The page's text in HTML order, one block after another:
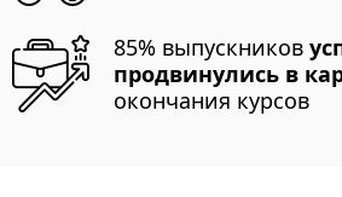
85% выпускников
продвинулись в
окончания курсов